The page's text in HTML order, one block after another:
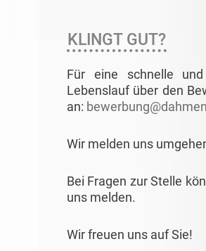
KLINGT GUT?
Für eine schnelle
Lebenslauf über den
an:
Wir melden uns
Bei Fragen zur Stelle
uns melden.
Wir freuen uns auf Sie!